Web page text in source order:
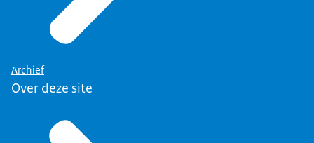
Archief
Over deze site